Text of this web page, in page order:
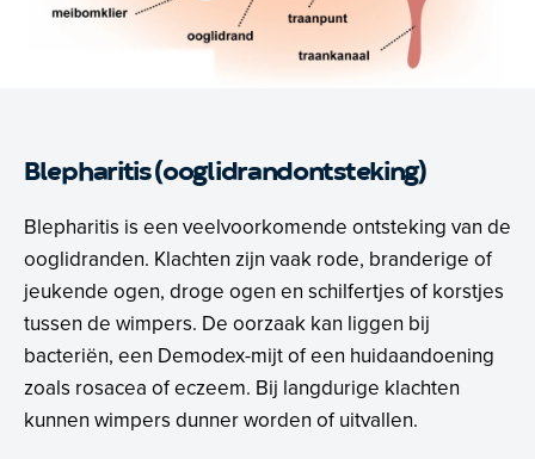
Blepharitis (ooglidrandontsteking)
Blepharitis is een veelvoorkomende ontsteking van de
ooglidranden. Klachten zijn vaak rode, branderige of
jeukende ogen, droge ogen en schilfertjes of korstjes
tussen de wimpers. De oorzaak kan liggen bij
bacteriën, een Demodex-mijt of een huidaandoening
zoals rosacea of eczeem. Bij langdurige klachten
kunnen wimpers dunner worden of uitvallen.